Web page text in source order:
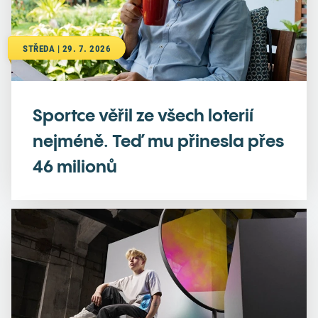
STŘEDA | 29. 7. 2026
Sportce věřil ze všech loterií
nejméně. Teď mu přinesla přes
46 milionů